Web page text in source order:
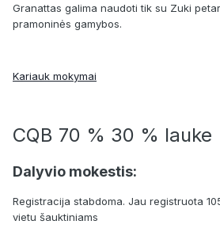
Granattas galima naudoti tik su Zuki
pramoninės gamybos.
Kariauk mokymai
CQB 70 % 30 % lauke
Dalyvio mokestis:
Registracija stabdoma. Jau registruota
vietu šauktiniams